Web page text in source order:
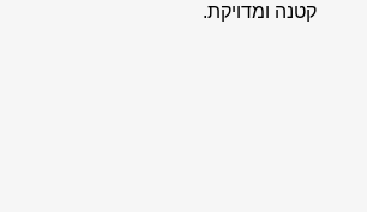
קטנה ומדויקת.